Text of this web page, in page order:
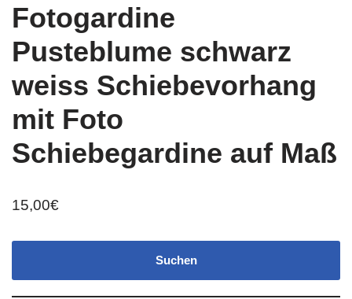
Fotogardine
Pusteblume schwarz
weiss Schiebevorhang
mit Foto
Schiebegardine auf Maß
15,00€
Suchen